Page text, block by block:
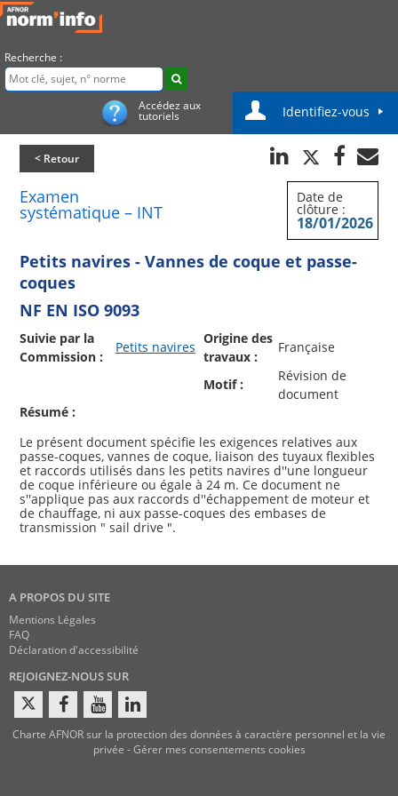
Recherche :
Accédez aux
tutoriels Identifiez-vous
< Retour
Examen
systématique – INT
Date de
clôture :
18/01/2026
Petits navires - Vannes de coque et passe-
coques
NF EN ISO 9093
Suivie par la
Commission :
Petits navires
Origine des
travaux :
Française
Motif :
Révision de
document
Résumé :
Le présent document spécifie les exigences relatives aux
passe-coques, vannes de coque, liaison des tuyaux flexibles
et raccords utilisés dans les petits navires d''une longueur
de coque inférieure ou égale à 24 m. Ce document ne
s''applique pas aux raccords d''échappement de moteur et
de chauffage, ni aux passe-coques des embases de
A PROPOS DU SITE
Mentions Légales
FAQ
Déclaration d'accessibilité
REJOIGNEZ-NOUS SUR
Charte AFNOR sur la protection des données à caractère personnel et la vie
privée -Gérer mes consentements cookies